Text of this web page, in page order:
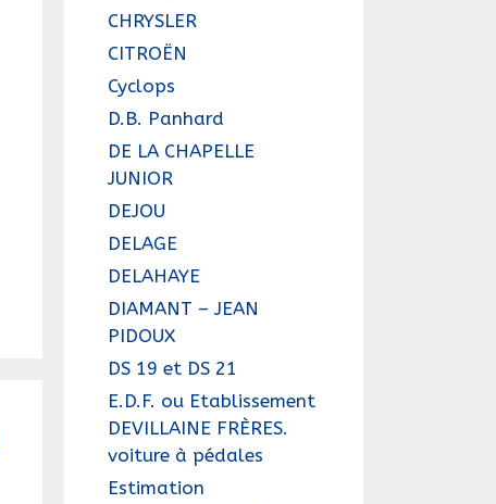
CHRYSLER
CITROËN
Cyclops
D.B. Panhard
DE LA CHAPELLE
JUNIOR
DEJOU
DELAGE
DELAHAYE
DIAMANT – JEAN
PIDOUX
DS 19 et DS 21
E.D.F. ou Etablissement
DEVILLAINE FRÈRES.
voiture à pédales
Estimation